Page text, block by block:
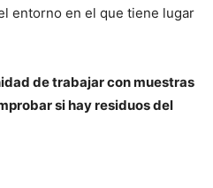
entorno en el que tiene lugar
de trabajar con muestras
si hay residuos del